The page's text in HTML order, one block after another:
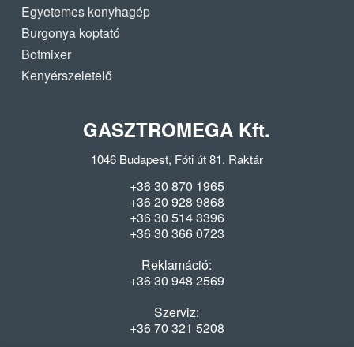
Egyetemes konyhagép
Burgonya koptató
Botmixer
Kenyérszeletelő
GASZTROMEGA Kft.
1046 Budapest, Fóti út 81. Raktár
+36 30 870 1965
+36 20 928 9868
+36 30 514 3396
+36 30 366 0723
Reklamáció:
+36 30 948 2569
Szerviz:
+36 70 321 5208